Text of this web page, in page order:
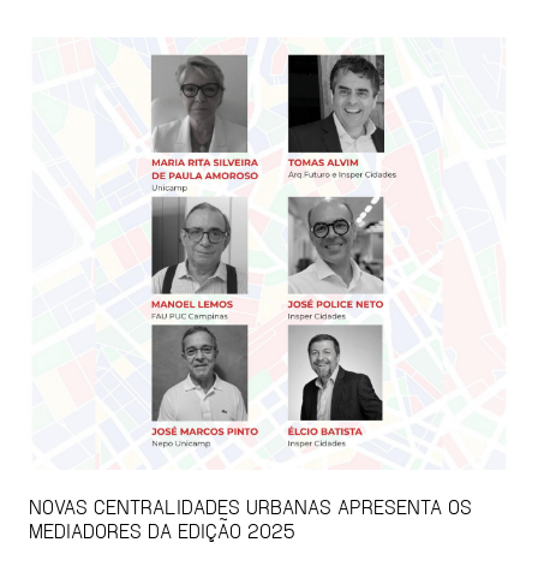
NOVAS CENTRALIDADES URBANAS APRESENTA OS
MEDIADORES DA EDIÇÃO 2025